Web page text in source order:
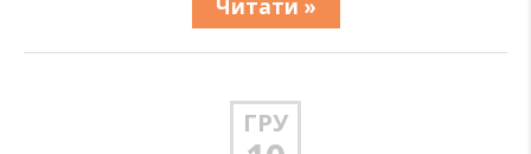
Читати »
ГРУ